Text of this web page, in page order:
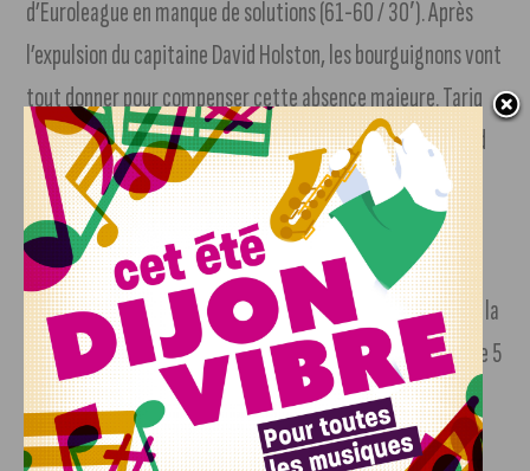
d’Euroleague en manque de solutions (61-60 / 30′). Après
l’expulsion du capitaine David Holston, les bourguignons vont
tout donner pour compenser cette absence majeure. Tariq
Owens s’active des deux côtés du parquet et la JDA reprend
le lead (66-68 / 33′). C’est le moment choisis par Glynn
Watson pour enfiler sa cape de super-héros. Le meneur de
l’ASVEL rebooste l’attaque villeurbannaise qui reprend
aussitôt le contrôle. Dans un money-time des plus indécis, la
JDA Bourgogne Dijon passe à côté d’un exploit et s’incline de 5
unités.